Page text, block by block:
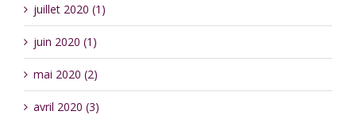
juillet 2020 (1)
juin 2020 (1)
mai 2020 (2)
avril 2020 (3)